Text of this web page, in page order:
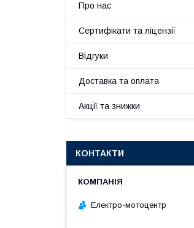
Про нас
Сертифікати та ліцензії
Відгуки
Доставка та оплата
Акції та знижки
КОНТАКТИ
Електро-мотоцентр